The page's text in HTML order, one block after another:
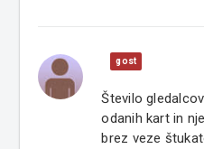
gost
Število
odanih kart in
brez veze